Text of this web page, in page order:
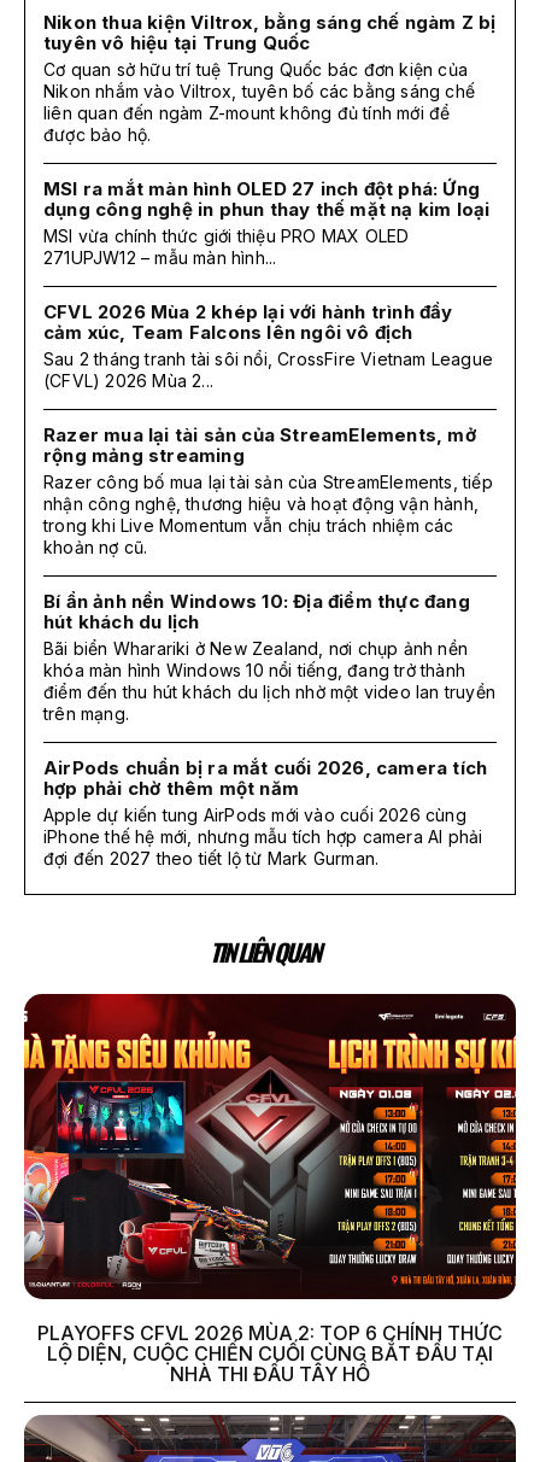
Nikon thua kiện Viltrox, bằng sáng chế ngàm Z bị
tuyên vô hiệu tại Trung Quốc
Cơ quan sở hữu trí tuệ Trung Quốc bác đơn kiện của
Nikon nhắm vào Viltrox, tuyên bố các bằng sáng chế
liên quan đến ngàm Z-mount không đủ tính mới để
được bảo hộ.
MSI ra mắt màn hình OLED 27 inch đột phá: Ứng
dụng công nghệ in phun thay thế mặt nạ kim loại
MSI vừa chính thức giới thiệu PRO MAX OLED
271UPJW12 – mẫu màn hình...
CFVL 2026 Mùa 2 khép lại với hành trình đầy
cảm xúc, Team Falcons lên ngôi vô địch
Sau 2 tháng tranh tài sôi nổi, CrossFire Vietnam League
(CFVL) 2026 Mùa 2...
Razer mua lại tài sản của StreamElements, mở
rộng mảng streaming
Razer công bố mua lại tài sản của StreamElements, tiếp
nhận công nghệ, thương hiệu và hoạt động vận hành,
trong khi Live Momentum vẫn chịu trách nhiệm các
khoản nợ cũ.
Bí ẩn ảnh nền Windows 10: Địa điểm thực đang
hút khách du lịch
Bãi biển Wharariki ở New Zealand, nơi chụp ảnh nền
khóa màn hình Windows 10 nổi tiếng, đang trở thành
điểm đến thu hút khách du lịch nhờ một video lan truyền
trên mạng.
AirPods chuẩn bị ra mắt cuối 2026, camera tích
hợp phải chờ thêm một năm
Apple dự kiến tung AirPods mới vào cuối 2026 cùng
iPhone thế hệ mới, nhưng mẫu tích hợp camera AI phải
đợi đến 2027 theo tiết lộ từ Mark Gurman.
TIN LIÊN QUAN
PLAYOFFS CFVL 2026 MÙA 2: TOP 6 CHÍNH THỨC
LỘ DIỆN, CUỘC CHIẾN CUỐI CÙNG BẮT ĐẦU TẠI
NHÀ THI ĐẤU TÂY HỒ